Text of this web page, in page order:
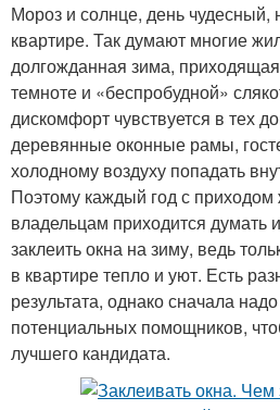
Мороз и солнце, день чудесный,
квартире. Так думают многие
долгожданная зима,
темноте и «беспробудной»
дискомфорт чувствуется в тех
деревянные оконные рамы,
холодному воздуху попадать
Поэтому каждый год с приходом
владельцам приходится думать
заклеить окна на зиму, ведь
в квартире тепло и уют. Есть
результата, однако сначала
потенциальных помощников,
лучшего кандидата.